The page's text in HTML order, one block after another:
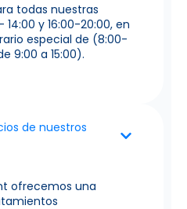
todas nuestras
y 16:00-20:00, en
especial de (8:00-
9:00 a 15:00).
de nuestros
ofrecemos una